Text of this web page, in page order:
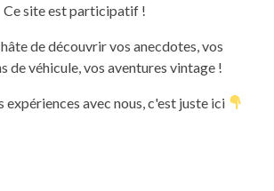
Ce site est participatif !
de découvrir vos anecdotes, vos
de véhicule, vos aventures vintage !
expériences avec nous, c'est juste ici